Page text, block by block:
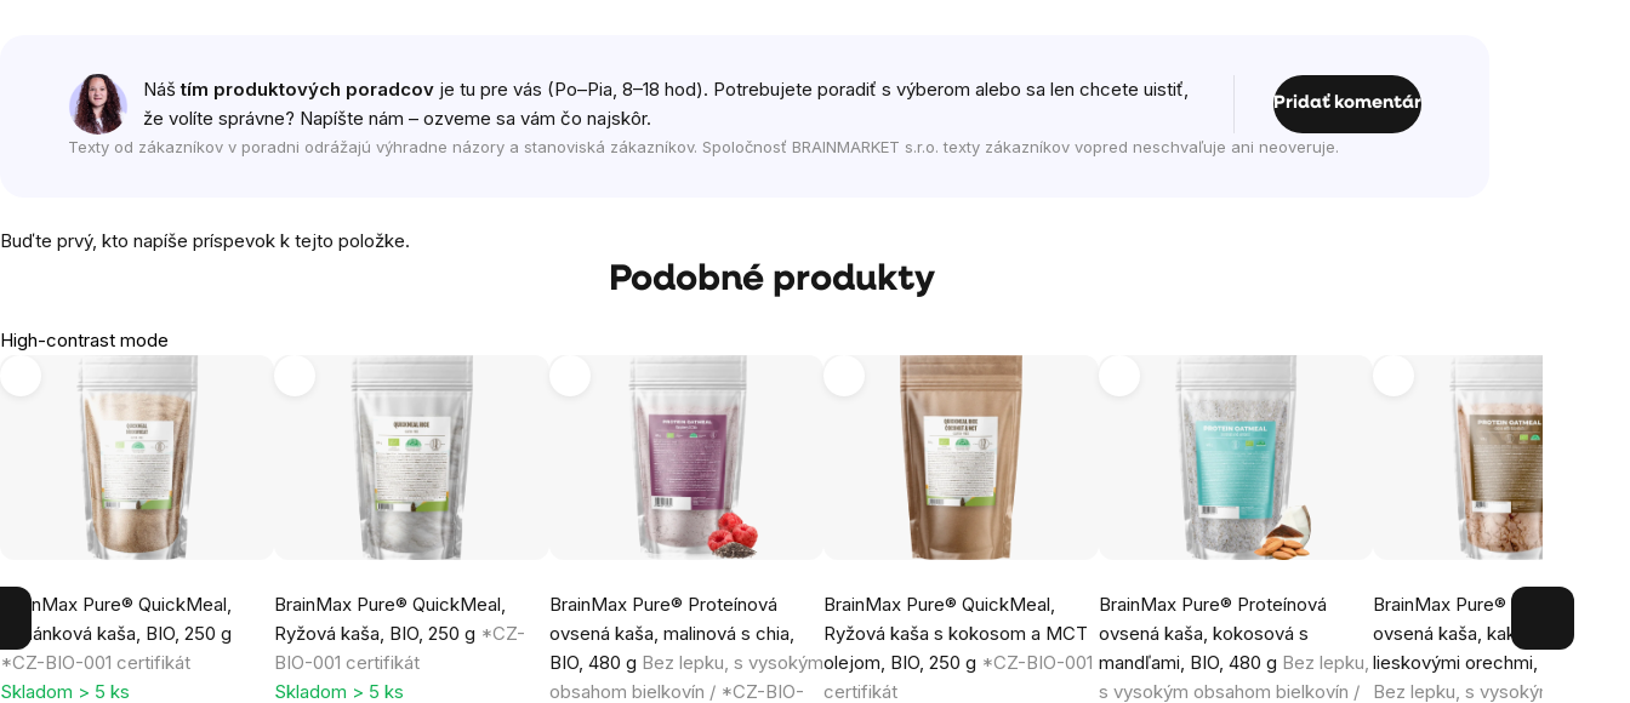
Náštím produktových poradcov je tu pre vás (Po–Pia, 8–18 hod). Potrebujete poradiť s výberom alebo sa len chcete uistiť,
že volíte správne? Napíšte nám – ozveme sa vám čo najskôr.
Pridať komentár
Texty od zákazníkov v poradni odrážajú výhradne názory a stanoviská zákazníkov. Spoločnosť BRAINMARKET s.r.o. texty zákazníkov vopred neschvaľuje ani neoveruje.
Buďte prvý, kto napíše príspevok k tejto položke.
Podobné produkty
High-contrast mode
BrainMax Pure® QuickMeal,
Pohánková kaša, BIO, 250 g
*CZ-BIO-001 certifikát
Skladom > 5 ks
BrainMax Pure® QuickMeal,
Ryžová kaša, BIO, 250 g *CZ-
BIO-001 certifikát
Skladom > 5 ks
BrainMax Pure® Proteínová
ovsená kaša, malinová s chia,
BIO, 480 g Bez lepku, s vysokým
obsahom bielkovín / *CZ-BIO-
BrainMax Pure® QuickMeal,
Ryžová kaša s kokosom a MCT
olejom, BIO, 250 g *CZ-BIO-001
certifikát
BrainMax Pure® Proteínová
ovsená kaša, kokosová s
mandľami, BIO, 480 g Bez lepku,
s vysokým obsahom bielkovín /
BrainMax Pure® Proteínová
ovsená kaša, kakaová s
lieskovými orechmi, BIO, 480 g
Bez lepku, s vysokým